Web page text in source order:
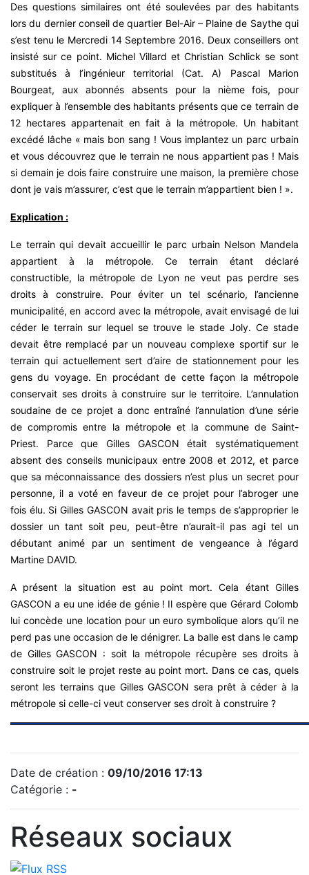
Des questions similaires ont été soulevées par des habitants
lors du dernier conseil de quartier Bel-Air – Plaine de Saythe qui
s’est tenu le Mercredi 14 Septembre 2016. Deux conseillers ont
insisté sur ce point. Michel Villard et Christian Schlick se sont
substitués à l’ingénieur territorial (Cat. A) Pascal Marion
Bourgeat, aux abonnés absents pour la nième fois, pour
expliquer à l’ensemble des habitants présents que ce terrain de
12 hectares appartenait en fait à la métropole. Un habitant
excédé lâche « mais bon sang ! Vous implantez un parc urbain
et vous découvrez que le terrain ne nous appartient pas ! Mais
si demain je dois faire construire une maison, la première chose
dont je vais m’assurer, c’est que le terrain m’appartient bien ! ».
Explication :
Le terrain qui devait accueillir le parc urbain Nelson Mandela
appartient à la métropole. Ce terrain étant déclaré
constructible, la métropole de Lyon ne veut pas perdre ses
droits à construire. Pour éviter un tel scénario, l’ancienne
municipalité, en accord avec la métropole, avait envisagé de lui
céder le terrain sur lequel se trouve le stade Joly. Ce stade
devait être remplacé par un nouveau complexe sportif sur le
terrain qui actuellement sert d’aire de stationnement pour les
gens du voyage. En procédant de cette façon la métropole
conservait ses droits à construire sur le territoire. L’annulation
soudaine de ce projet a donc entraîné l’annulation d’une série
de compromis entre la métropole et la commune de Saint-
Priest. Parce que Gilles GASCON était systématiquement
absent des conseils municipaux entre 2008 et 2012, et parce
que sa méconnaissance des dossiers n’est plus un secret pour
personne, il a voté en faveur de ce projet pour l’abroger une
fois élu. Si Gilles GASCON avait pris le temps de s’approprier le
dossier un tant soit peu, peut-être n’aurait-il pas agi tel un
débutant animé par un sentiment de vengeance à l’égard
Martine DAVID.
A présent la situation est au point mort. Cela étant Gilles
GASCON a eu une idée de génie ! Il espère que Gérard Colomb
lui concède une location pour un euro symbolique alors qu’il ne
perd pas une occasion de le dénigrer. La balle est dans le camp
de Gilles GASCON : soit la métropole récupère ses droits à
construire soit le projet reste au point mort. Dans ce cas, quels
seront les terrains que Gilles GASCON sera prêt à céder à la
métropole si celle-ci veut conserver ses droit à construire ?
Date de création : 09/10/2016 17:13
Catégorie : -
Réseaux sociaux